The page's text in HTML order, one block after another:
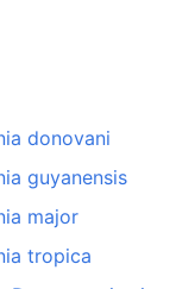
donovani
guyanensis
major
tropica